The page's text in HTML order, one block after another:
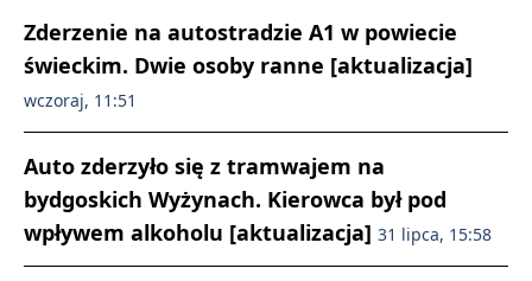
Zderzenie na autostradzie A1 w powiecie
świeckim. Dwie osoby ranne [aktualizacja]
wczoraj, 11:51
Auto zderzyło się z tramwajem na
bydgoskich Wyżynach. Kierowca był pod
wpływem alkoholu [aktualizacja] 31 lipca, 15:58